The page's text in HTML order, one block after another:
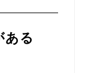
ある